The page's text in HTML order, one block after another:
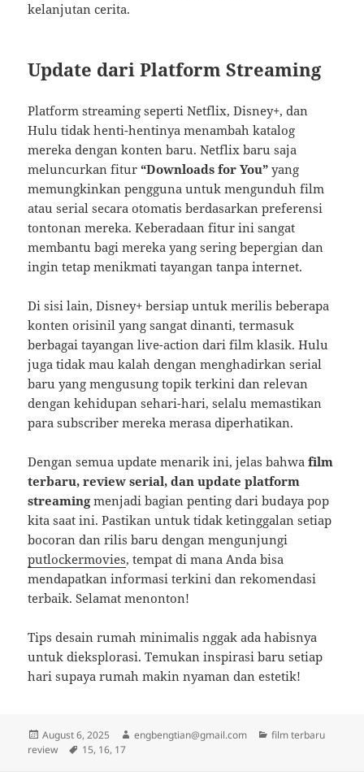
kelanjutan cerita.
Update dari Platform Streaming
Platform streaming seperti Netflix, Disney+, dan
Hulu tidak henti-hentinya menambah katalog
mereka dengan konten baru. Netflix baru saja
meluncurkan fitur“Downloads for You” yang
memungkinkan pengguna untuk mengunduh film
atau serial secara otomatis berdasarkan preferensi
tontonan mereka. Keberadaan fitur ini sangat
membantu bagi mereka yang sering bepergian dan
ingin tetap menikmati tayangan tanpa internet.
Di sisi lain, Disney+ bersiap untuk merilis beberapa
konten orisinil yang sangat dinanti, termasuk
berbagai tayangan live-action dari film klasik. Hulu
juga tidak mau kalah dengan menghadirkan serial
baru yang mengusung topik terkini dan relevan
dengan kehidupan sehari-hari, selalu memastikan
para subscriber mereka merasa diperhatikan.
Dengan semua update menarik ini, jelas bahwafilm
terbaru, review serial, dan update platform
streamingmenjadi bagian penting dari budaya pop
kita saat ini. Pastikan untuk tidak ketinggalan setiap
bocoran dan rilis baru dengan mengunjungi
putlockermovies, tempat di mana Anda bisa
mendapatkan informasi terkini dan rekomendasi
terbaik. Selamat menonton!
Tips desain rumah minimalis nggak ada habisnya
untuk dieksplorasi. Temukan inspirasi baru setiap
hari supaya rumah makin nyaman dan estetik!
Posted
on
August 6, 2025 Author
engbengtian@gmail.com Categories
film terbaru
review
Tags
15, 16, 17